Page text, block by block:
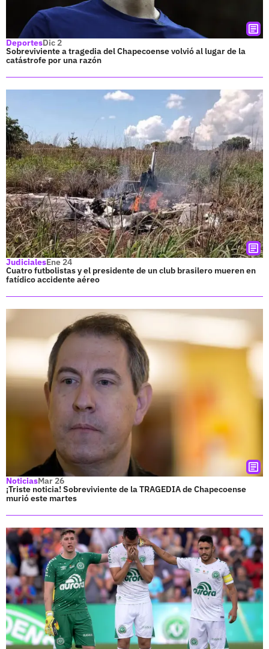
DeportesDic 2
Sobreviviente a tragedia del Chapecoense volvió al lugar de la
catástrofe por una razón
JudicialesEne 24
Cuatro futbolistas y el presidente de un club brasilero mueren en
fatídico accidente aéreo
NoticiasMar 26
¡Triste noticia! Sobreviviente de la TRAGEDIA de Chapecoense
murió este martes